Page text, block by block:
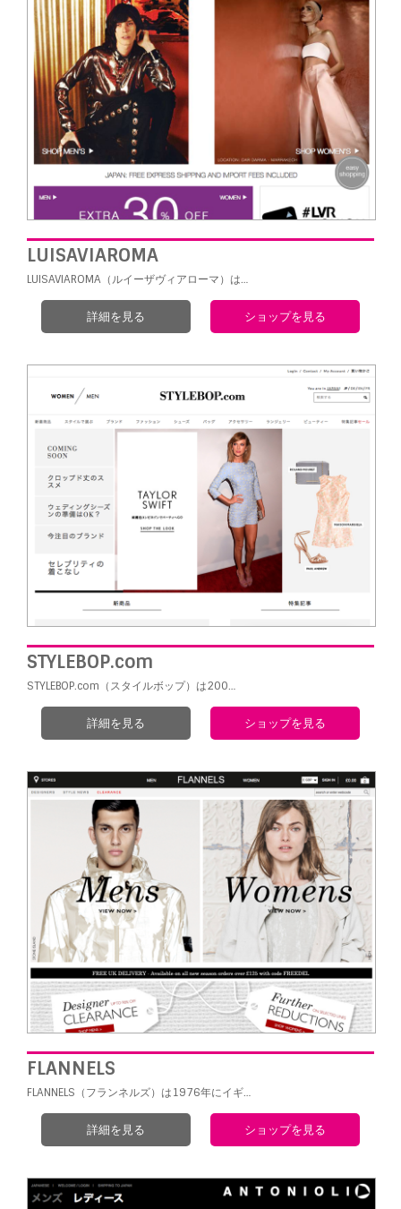
LUISAVIAROMA
LUISAVIAROMA（ルイーザヴィアローマ）は…
詳細を見る ショップを見る
STYLEBOP.com
STYLEBOP.com（スタイルボップ）は200…
詳細を見る ショップを見る
FLANNELS
FLANNELS（フランネルズ）は1976年にイギ…
詳細を見る ショップを見る